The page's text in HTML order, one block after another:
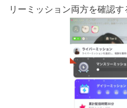
リーミッション両方を確認す